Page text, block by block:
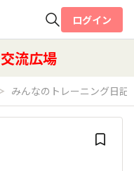
検索
ログイン
流広場
みんなのトレーニング日記